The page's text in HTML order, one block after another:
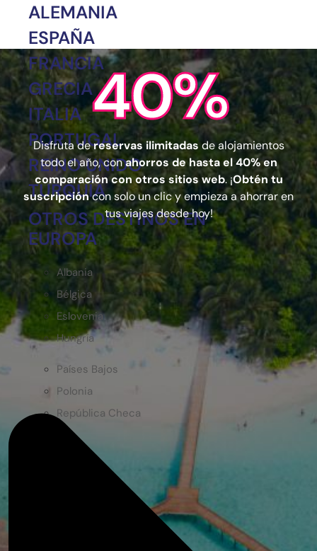
ALEMANIA
ESPAÑA
FRANCIA
GRECIA
ITALIA
PORTUGAL
REINO UNIDO
TURQUÍA
OTROS DESTINOS EN
EUROPA
Albania
Bélgica
Eslovenia
Hungría
Países Bajos
Polonia
República Checa
40%
Disfruta dereservas ilimitadas de alojamientos
todo el año, conahorros de hasta el 40% en
comparación con otros sitios web. ¡Obtén tu
suscripcióncon solo un clic y empieza a ahorrar en
tus viajes desde hoy!